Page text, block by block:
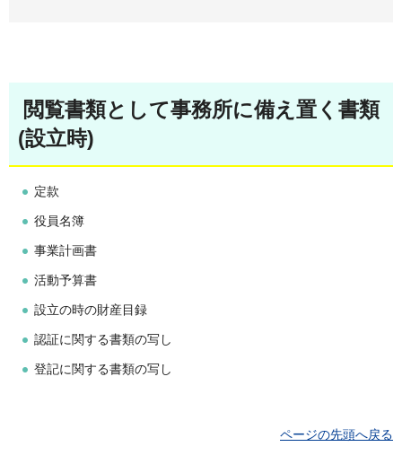
閲覧書類として事務所に備え置く書類
(設立時)
定款
役員名簿
事業計画書
活動予算書
設立の時の財産目録
認証に関する書類の写し
登記に関する書類の写し
ページの先頭へ戻る